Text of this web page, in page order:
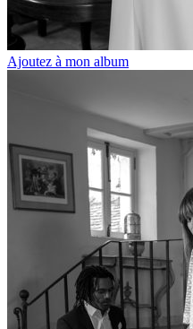
Ajoutez à mon album